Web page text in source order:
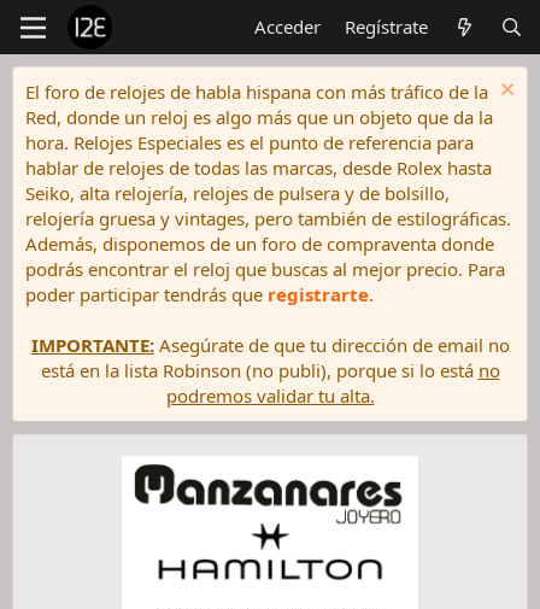
Acceder Regístrate
El foro de relojes de habla hispana con más tráfico de la
Red, donde un reloj es algo más que un objeto que da la
hora. Relojes Especiales es el punto de referencia para
hablar de relojes de todas las marcas, desde Rolex hasta
Seiko, alta relojería, relojes de pulsera y de bolsillo,
relojería gruesa y vintages, pero también de estilográficas.
Además, disponemos de un foro de compraventa donde
podrás encontrar el reloj que buscas al mejor precio. Para
poder participar tendrás que registrarte.
IMPORTANTE:Asegúrate de que tu dirección de email no
está en la lista Robinson (no publi), porque si lo está no
podremos validar tu alta.